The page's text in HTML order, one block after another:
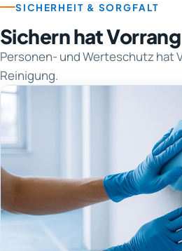
SICHERHEIT & SORGFALT
Sichern hat Vorrang
Personen- und Werteschutz hat
Reinigung.